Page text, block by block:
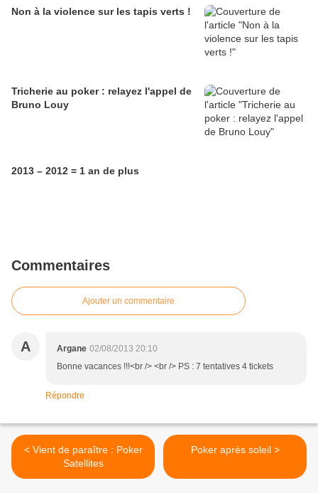
Non à la violence sur les tapis verts !
Tricherie au poker : relayez l'appel de
Bruno Louy
2013 – 2012 = 1 an de plus
Commentaires
Ajouter un commentaire
A Argane 02/08/2013 20:10
Bonne vacances !!!<br /> <br /> PS : 7 tentatives 4 tickets
Répondre
< Vient de paraître : Poker
Satellites
Poker après soleil >